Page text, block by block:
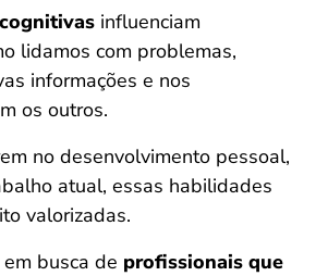
influenciam
lidamos com problemas,
informações e nos
os outros.
no desenvolvimento pessoal,
atual, essas habilidades
valorizadas.
busca de profissionais que